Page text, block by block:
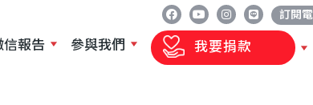
訂閱
信報告 參與我們 我要捐款